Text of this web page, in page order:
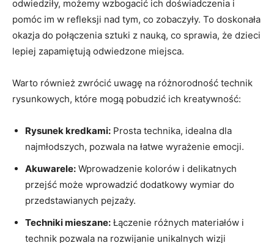
odwiedziły, ‌możemy wzbogacić ich doświadczenia i
⁢pomóc im ⁣w refleksji nad tym, co zobaczyły. To⁤ doskonała
okazja do połączenia sztuki z nauką, co sprawia,‍ że dzieci
lepiej zapamiętują ⁣odwiedzone miejsca.
Warto również⁣ zwrócić​ uwagę na różnorodność technik⁢
rysunkowych, które mogą pobudzić​ ich kreatywność:
Rysunek‍ kredkami: ⁤Prosta technika,​ idealna ⁣dla
najmłodszych, pozwala ‍na łatwe wyrażenie emocji.
Akuwarele: Wprowadzenie kolorów i delikatnych
przejść może wprowadzić ⁣dodatkowy wymiar do
przedstawianych⁢ pejzaży.
Techniki mieszane: Łączenie różnych materiałów i
technik⁢ pozwala na rozwijanie unikalnych wizji⁣